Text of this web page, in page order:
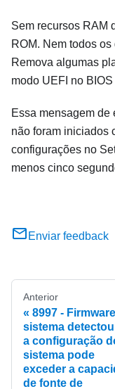
Sem recursos RAM
ROM. Nem todos
Remova algumas
modo UEFI no
Essa mensagem
não foram iniciados
configurações no
menos cinco
Enviar feedback
Anterior
8997 -
sistema
a configuração
sistema pode
exceder a
de fonte de